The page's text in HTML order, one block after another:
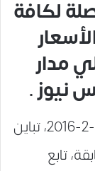
لكافة
مدار
نيوز .
في مصر 3-2-2016، تباين
تابع